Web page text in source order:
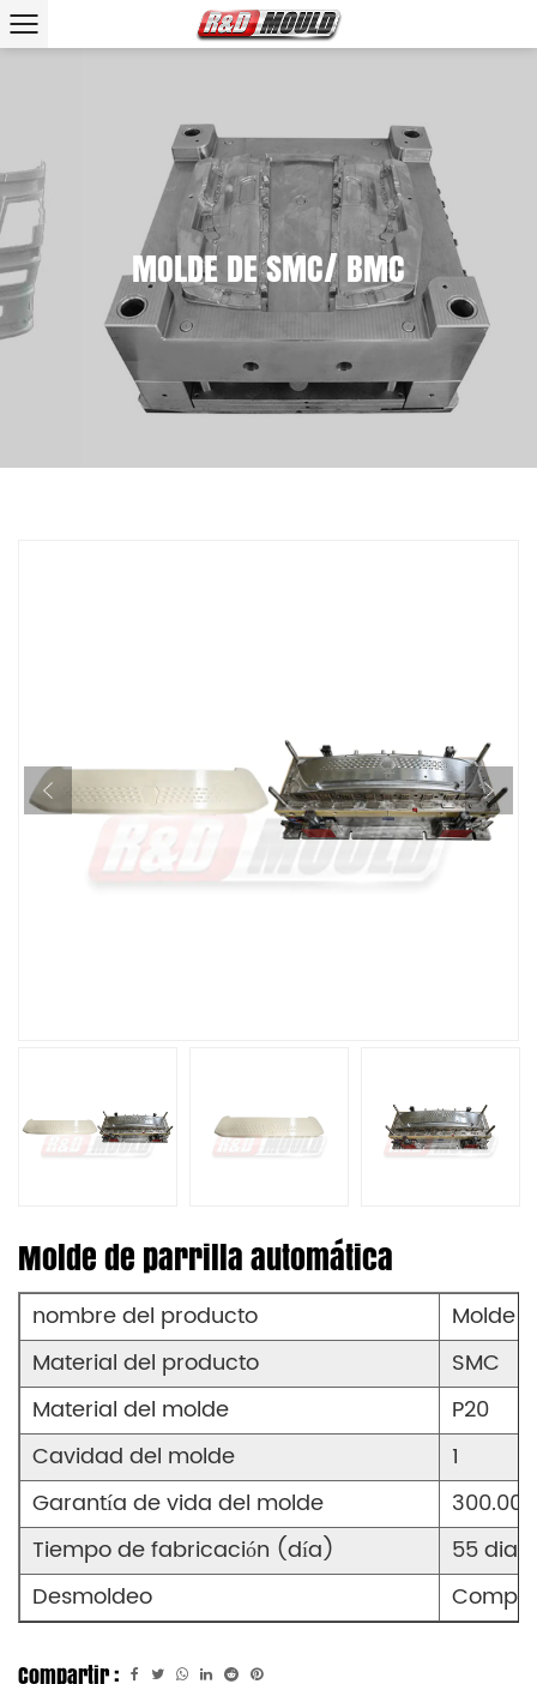
MOLDE DE SMC/ BMC
Molde de parrilla automática
nombre del producto
Molde
Material del producto
SMC
Material del molde
P20
Cavidad del molde
1
Garantía de vida del molde
Tiempo de fabricación (día)
55 dias
Desmoldeo
Compartir :